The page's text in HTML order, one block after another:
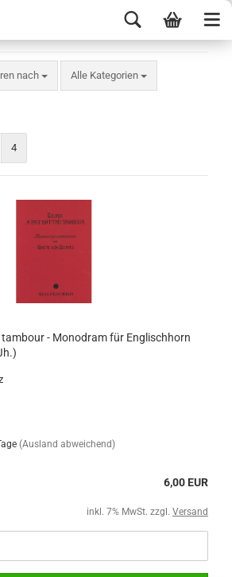
nach Alle Kategorien
4
- Monodram für Englischhorn
(Ausland abweichend)
6,00 EUR
inkl. 7% MwSt. zzgl. Versand